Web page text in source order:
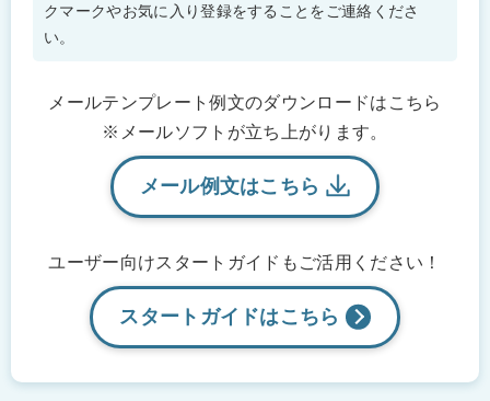
クマークやお気に入り登録をすることをご連絡くださ
い。
メールテンプレート例文のダウンロードは こちら
※メールソフトが立ち上がります。
メール例文はこちら
ユーザー向けスタートガイドも ご活用ください！
スタートガイドは こちら